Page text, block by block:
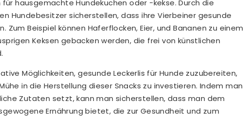
hausgemachte Hundekuchen oder -kekse. Durch die
Hundebesitzer sicherstellen, dass ihre Vierbeiner gesunde
Zum Beispiel können Haferflocken, Eier, und Bananen zu einem
Keksen gebacken werden, die frei von künstlichen
Möglichkeiten, gesunde Leckerlis für Hunde zuzubereiten,
in die Herstellung dieser Snacks zu investieren. Indem man
Zutaten setzt, kann man sicherstellen, dass man dem
Ernährung bietet, die zur Gesundheit und zum